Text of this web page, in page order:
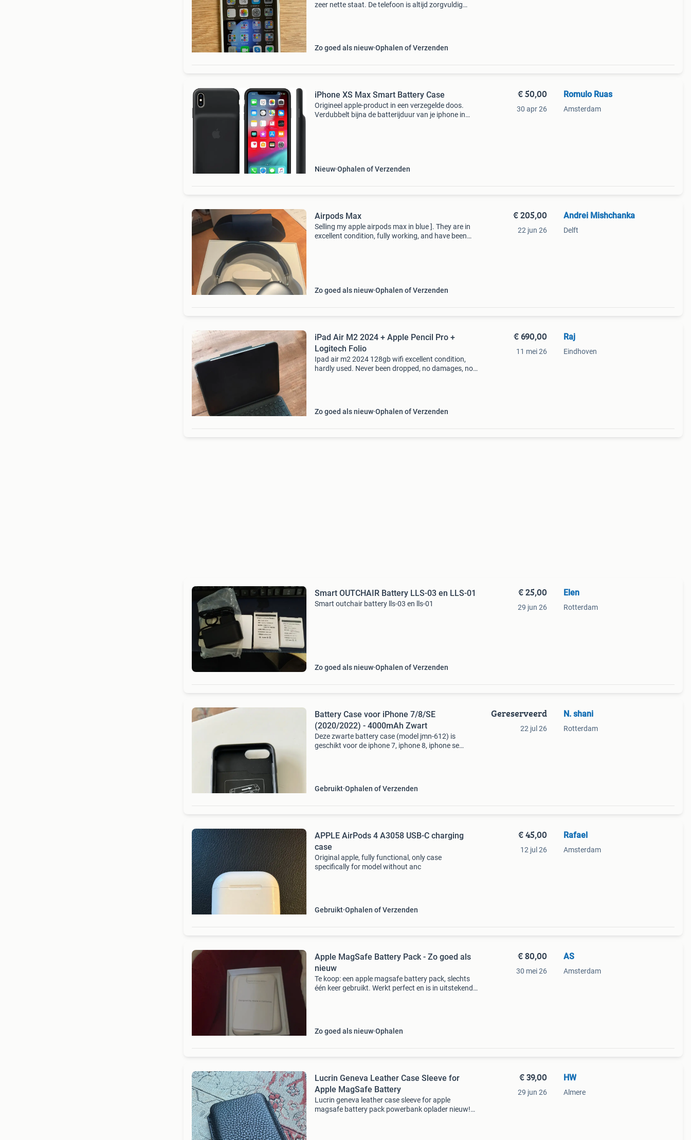
zeer nette staat. De telefoon is altijd zorgvuldig
Zo goed als nieuw Ophalen of Verzenden
iPhone XS Max Smart Battery Case
Origineel apple-product in een verzegelde doos.
Verdubbelt bijna de batterijduur van je iphone in
Nieuw Ophalen of Verzenden
€ 50,00
30 apr 26
Romulo Ruas
Amsterdam
Airpods Max
Selling my apple airpods max in blue ]. They are in
excellent condition, fully working, and have been
Zo goed als nieuw Ophalen of Verzenden
€ 205,00
22 jun 26
Andrei Mishchanka
Delft
iPad Air M2 2024 + Apple Pencil Pro +
Logitech Folio
Ipad air m2 2024 128gb wifi excellent condition,
hardly used. Never been dropped, no damages, no
Zo goed als nieuw Ophalen of Verzenden
€ 690,00
11 mei 26
Raj
Eindhoven
Smart OUTCHAIR Battery LLS-03 en LLS-01
Smart outchair battery lls-03 en lls-01
Zo goed als nieuw Ophalen of Verzenden
€ 25,00
29 jun 26
Elen
Rotterdam
Battery Case voor iPhone 7/8/SE
(2020/2022) - 4000mAh Zwart
Deze zwarte battery case (model jmn-612) is
geschikt voor de iphone 7, iphone 8, iphone se
Gebruikt Ophalen of Verzenden
Gereserveerd
22 jul 26
N. shani
Rotterdam
APPLE AirPods 4 A3058 USB-C charging
case
Original apple, fully functional, only case
specifically for model without anc
Gebruikt Ophalen of Verzenden
€ 45,00
12 jul 26
Rafael
Amsterdam
Apple MagSafe Battery Pack - Zo goed als
nieuw
Te koop: een apple magsafe battery pack, slechts
één keer gebruikt. Werkt perfect en is in uitstekende
Zo goed als nieuw Ophalen
€ 80,00
30 mei 26
AS
Amsterdam
Lucrin Geneva Leather Case Sleeve for
Apple MagSafe Battery
Lucrin geneva leather case sleeve for apple
magsafe battery pack powerbank oplader nieuw!
€ 39,00
29 jun 26
HW
Almere